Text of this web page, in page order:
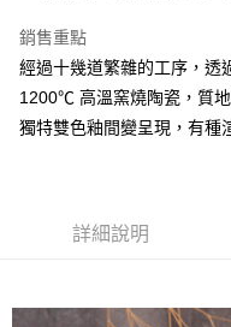
２．便利：只要手機號碼，簡訊
３．安心：先確認商品／服務後
【「AFTEE先享後付」結帳流
１．於結帳方式選擇「AFTEE
※ 請注意：結帳手續完成當下
是否繳費成功／繳費後需取消
全家取貨付款
每筆NT$60，滿NT$1,500(
7-11取貨付款
銷售重點
經過十幾道繁雜的工序，透
1200℃ 高溫窯燒陶瓷，質地
獨特雙色釉間變呈現，有種
詳細說明